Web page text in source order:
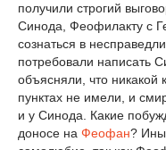
получили строгий
Синода, Феофилакту с
сознаться в
потребовали написать
объясняли, что никакой
пунктах не имели, и
и у Синода. Какие
доносе на Феофан?